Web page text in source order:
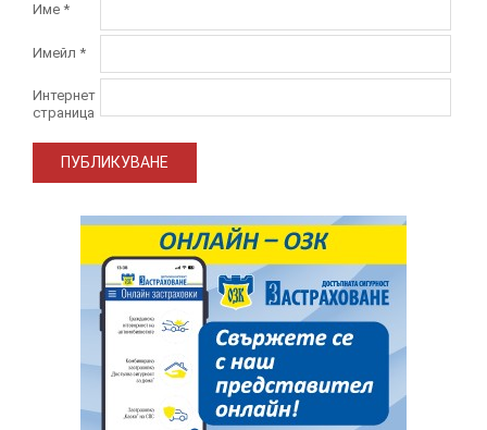
Име *
Имейл *
Интернет
страница